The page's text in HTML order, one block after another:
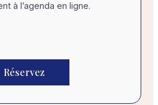
à l’agenda en ligne.
Réservez